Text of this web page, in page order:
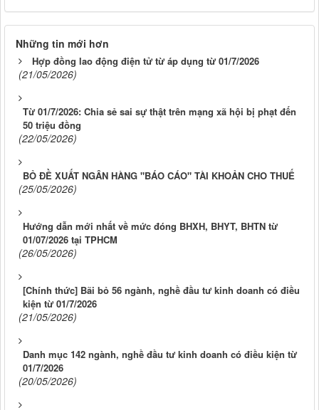
Những tin mới hơn
Hợp đồng lao động điện tử từ áp dụng từ 01/7/2026
(21/05/2026)
Từ 01/7/2026: Chia sẻ sai sự thật trên mạng xã hội bị phạt đến
50 triệu đồng
(22/05/2026)
BỎ ĐỀ XUẤT NGÂN HÀNG "BÁO CÁO" TÀI KHOẢN CHO THUẾ
(25/05/2026)
Hướng dẫn mới nhất về mức đóng BHXH, BHYT, BHTN từ
01/07/2026 tại TPHCM
(26/05/2026)
[Chính thức] Bãi bỏ 56 ngành, nghề đầu tư kinh doanh có điều
kiện từ 01/7/2026
(21/05/2026)
Danh mục 142 ngành, nghề đầu tư kinh doanh có điều kiện từ
01/7/2026
(20/05/2026)